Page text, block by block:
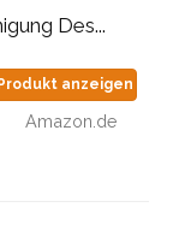
Des...
anzeigen
Amazon.de